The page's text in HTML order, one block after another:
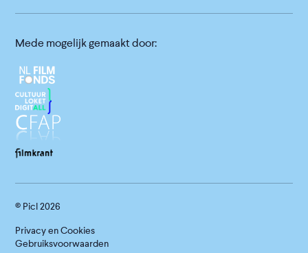
Mede mogelijk gemaakt door:
© Picl2026
Privacy en Cookies
Gebruiksvoorwaarden